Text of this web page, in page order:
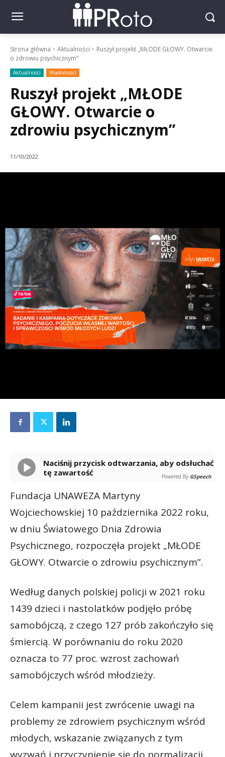
Strona główna Aktualności
Ruszył projekt „MŁODE GŁOWY. Otwarcie
o zdrowiu psychicznym”
Aktualności Wiadomości
Ruszył projekt „MŁODE
GŁOWY. Otwarcie o
zdrowiu psychicznym”
11/10/2022
Naciśnij przycisk odtwarzania, aby odsłuchać
tę zawartość
Powered By GSpeech
Fundacja UNAWEZA Martyny
Wojciechowskiej 10 października 2022 roku,
w dniu Światowego Dnia Zdrowia
Psychicznego, rozpoczęła projekt „MŁODE
GŁOWY. Otwarcie o zdrowiu psychicznym”.
Według danych polskiej policji w 2021 roku
1439 dzieci i nastolatków podjęło próbę
samobójczą, z czego 127 prób zakończyło się
śmiercią. W porównaniu do roku 2020
oznacza to 77 proc. wzrost zachowań
samobójczych wśród młodzieży.
Celem kampanii jest zwrócenie uwagi na
problemy ze zdrowiem psychicznym wśród
młodych, wskazanie związanych z tym